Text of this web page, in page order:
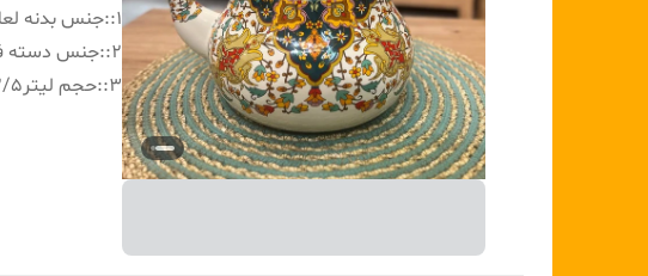
1:
:جنس بدنه
۲: :جنس دسته
۳: :حجم لیتر۲/۵ و ۲لیتر مناسب پذیرایی تا ده نفر مهمون